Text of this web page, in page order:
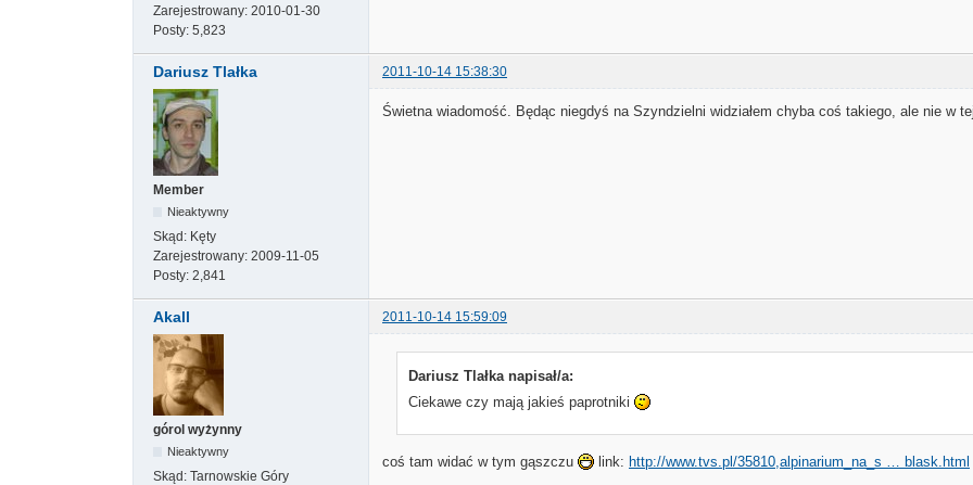
Zarejestrowany: 2010-01-30
Posty: 5,823
Dariusz Tlałka 2011-10-14 15:38:30
Member
Nieaktywny
Skąd: Kęty
Zarejestrowany: 2009-11-05
Posty: 2,841
Świetna wiadomość. Będąc niegdyś na Szyndzielni widziałem chyba coś takiego, ale nie w
Akall 2011-10-14 15:59:09
górol wyżynny
Nieaktywny
Skąd: Tarnowskie Góry
Dariusz Tlałka napisał/a:
Ciekawe czy mają jakieś paprotniki
coś tam widać w tym gąszczu link: http://www.tvs.pl/35810,alpinarium_na_s … blask.html